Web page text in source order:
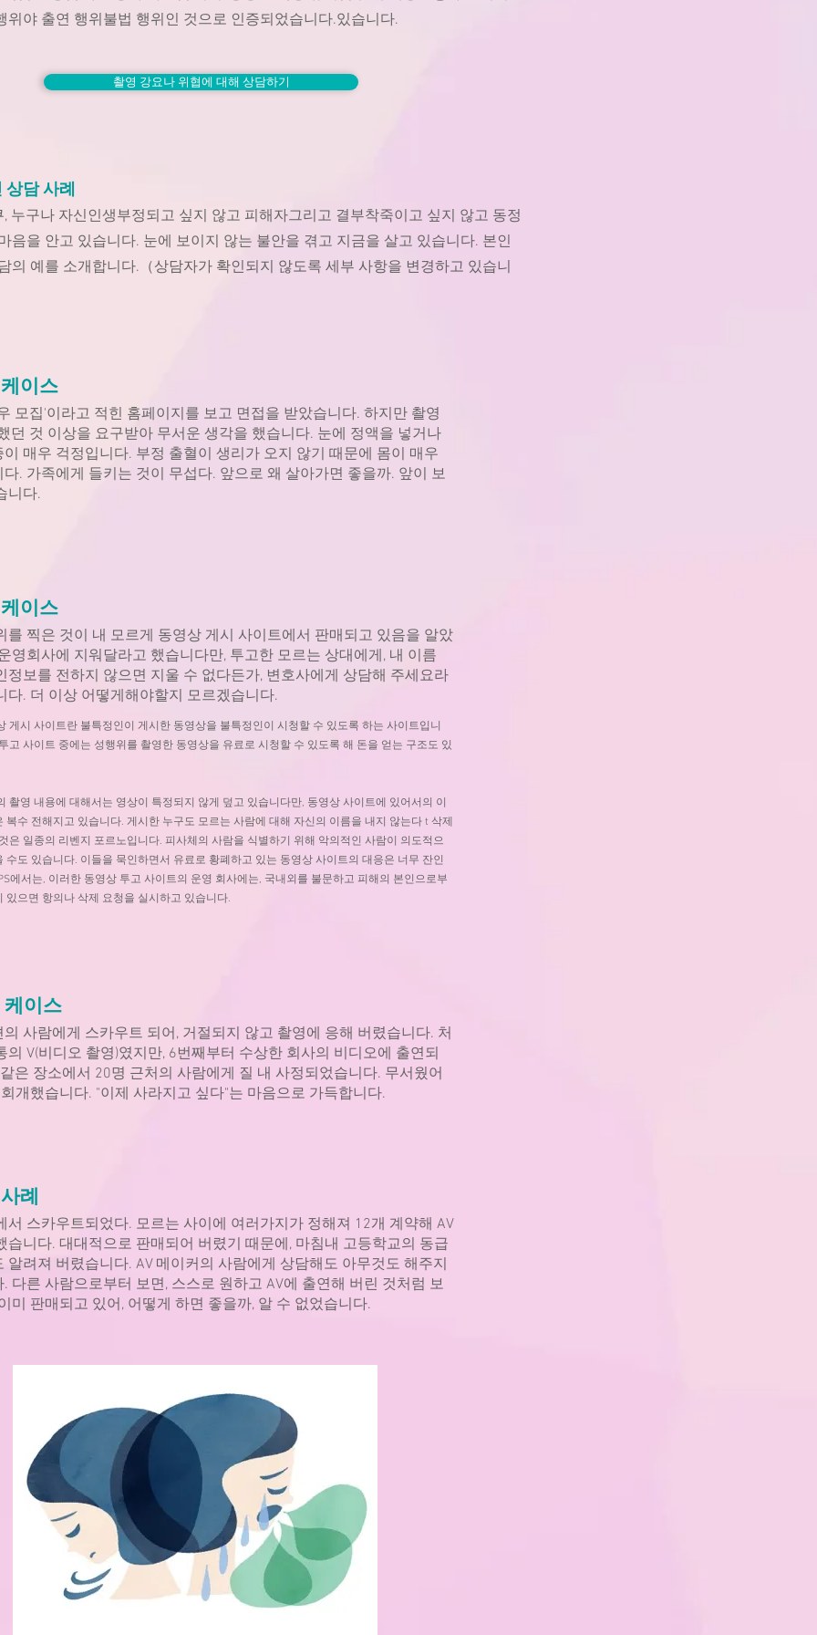
위야 출연 행위불법 행위인 것으로 인증되었습니다.있습니다.
촬영 강요나 위협에 대해 상담하기
담 사례
누구나 자신인생부정되고 싶지 않고 피해자그리고 결부착죽이고 싶지 않고 동정
음을 안고 있습니다. 눈에 보이지 않는 불안을 겪고 지금을 살고 있습니다. 본인
의 예를 소개합니다.（상담자가 확인되지 않도록 세부 사항을 변경하고 있습니
이스
모집'이라고 적힌 홈페이지를 보고 면접을 받았습니다. 하지만 촬영
던 것 이상을 요구받아 무서운 생각을 했습니다. 눈에 정액을 넣거나
매우 걱정입니다. 부정 출혈이 생리가 오지 않기 때문에 몸이 매우
. 가족에게 들키는 것이 무섭다. 앞으로 왜 살아가면 좋을까. 앞이 보
니다.
이스
를 찍은 것이 내 모르게 동영상 게시 사이트에서 판매되고 있음을 알았
영회사에 지워달라고 했습니다만, 투고한 모르는 상대에게, 내 이름
정보를 전하지 않으면 지울 수 없다든가, 변호사에게 상담해 주세요라
다. 더 이상 어떻게해야할지 모르겠습니다.
게시 사이트란 불특정인이 게시한 동영상을 불특정인이 시청할 수 있도록 하는 사이트입니
고 사이트 중에는 성행위를 촬영한 동영상을 유료로 시청할 수 있도록 해 돈을 얻는 구조도 있
촬영 내용에 대해서는 영상이 특정되지 않게 덮고 있습니다만, 동영상 사이트에 있어서의 이
복수 전해지고 있습니다. 게시한 누구도 모르는 사람에 대해 자신의 이름을 내지 않는다 t 삭제
은 일종의 리벤지 포르노입니다. 피사체의 사람을 식별하기 위해 악의적인 사람이 의도적으
수도 있습니다. 이들을 묵인하면서 유료로 황폐하고 있는 동영상 사이트의 대응은 너무 잔인
에서는, 이러한 동영상 투고 사이트의 운영 회사에는, 국내외를 불문하고 피해의 본인으로부
있으면 항의나 삭제 요청을 실시하고 있습니다.
케이스
사람에게 스카우트 되어, 거절되지 않고 촬영에 응해 버렸습니다. 처
의 V(비디오 촬영)였지만, 6번째부터 수상한 회사의 비디오에 출연되
은 장소에서 20명 근처의 사람에게 질 내 사정되었습니다. 무서웠어
개했습니다. "이제 사라지고 싶다"는 마음으로 가득합니다.
례
서 스카우트되었다. 모르는 사이에 여러가지가 정해져 12개 계약해 AV
습니다. 대대적으로 판매되어 버렸기 때문에, 마침내 고등학교의 동급
알려져 버렸습니다. AV 메이커의 사람에게 상담해도 아무것도 해주지
다른 사람으로부터 보면, 스스로 원하고 AV에 출연해 버린 것처럼 보
미 판매되고 있어, 어떻게 하면 좋을까, 알 수 없었습니다.